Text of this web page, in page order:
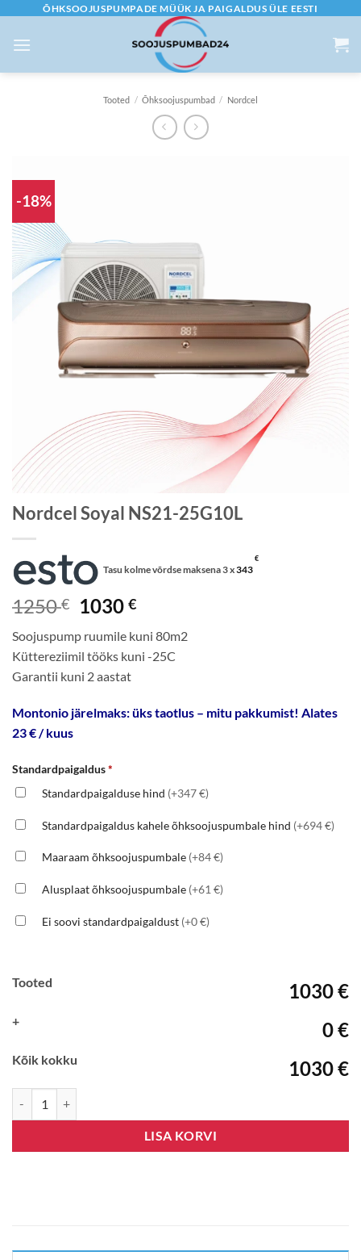
content
ÕHKSOOJUSPUMPADE MÜÜK JA PAIGALDUS ÜLE EESTI
Tooted / Õhksoojuspumbad / Nordcel
-18%
Nordcel Soyal NS21-25G10L
Tasu kolme võrdse maksena 3 x343
€
1250€
Algne
oli:
1250 €.
1030€Current
is:
1030 €.
Soojuspump ruumile kuni 80m2
Küttereziimil tööks kuni -25C
Garantii kuni 2 aastat
Montonio järelmaks: üks taotlus – mitu pakkumist! Alates
23 € / kuus
Standardpaigaldus*
Standardpaigalduse hind (+347 €)
Standardpaigaldus kahele õhksoojuspumbale hind (+694 €)
Maaraam õhksoojuspumbale (+84 €)
Alusplaat õhksoojuspumbale (+61 €)
Ei soovi standardpaigaldust (+0 €)
Tooted 1030 €
+ 0 €
Kõik kokku 1030 €
LISA KORVI